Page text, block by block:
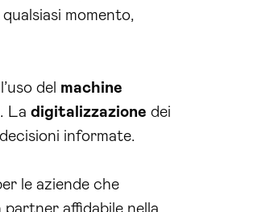
momento,
del machine
La digitalizzazione dei
informate.
le aziende che
affidabile nella